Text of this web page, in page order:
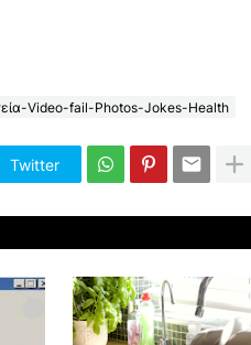
Video-fail-Photos-Jokes-Health
Twitter